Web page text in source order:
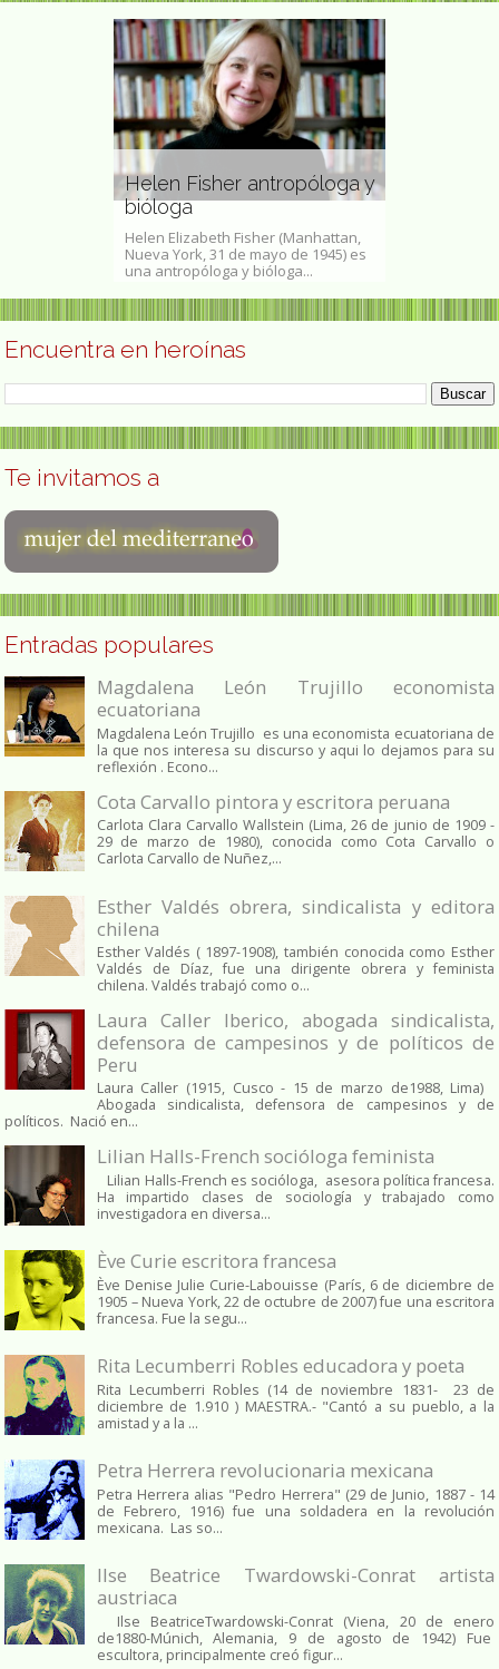
Helen Fisher antropóloga y
bióloga
Helen Elizabeth Fisher​ (Manhattan,
Nueva York, 31 de mayo de 1945) es
una antropóloga y bióloga...
Encuentra en heroínas
Te invitamos a
Entradas populares
Magdalena León Trujillo economista
ecuatoriana
Magdalena León Trujillo es una economista ecuatoriana de
la que nos interesa su discurso y aqui lo dejamos para su
reflexión . Econo...
Cota Carvallo pintora y escritora peruana
Carlota Clara Carvallo Wallstein (Lima, 26 de junio de 1909 -
29 de marzo de 1980), conocida como Cota Carvallo o
Carlota Carvallo de Nuñez,...
Esther Valdés obrera, sindicalista y editora
chilena
Esther Valdés ( 1897-1908), también conocida como Esther
Valdés de Díaz, fue una dirigente obrera y feminista
chilena. Valdés trabajó como o...
Laura Caller Iberico, abogada sindicalista,
defensora de campesinos y de políticos de
Peru
Laura Caller (1915, Cusco - 15 de marzo de1988, Lima)
Abogada sindicalista, defensora de campesinos y de
políticos. Nació en...
Lilian Halls-French socióloga feminista
Lilian Halls-French es socióloga, asesora política francesa.
Ha impartido clases de sociología y trabajado como
investigadora en diversa...
Ève Curie escritora francesa
Ève Denise Julie Curie-Labouisse (París, 6 de diciembre de
1905 – Nueva York, 22 de octubre de 2007) fue una escritora
francesa. Fue la segu...
Rita Lecumberri Robles educadora y poeta
Rita Lecumberri Robles (14 de noviembre 1831- 23 de
diciembre de 1.910 ) MAESTRA.- "Cantó a su pueblo, a la
amistad y a la ...
Petra Herrera revolucionaria mexicana
Petra Herrera alias "Pedro Herrera" (29 de Junio, 1887 - 14
de Febrero, 1916) fue una soldadera en la revolución
mexicana. Las so...
Ilse Beatrice Twardowski-Conrat artista
austriaca
Ilse BeatriceTwardowski-Conrat (Viena, 20 de enero
de1880-Múnich, Alemania, 9 de agosto de 1942) Fue
escultora, principalmente creó figur...